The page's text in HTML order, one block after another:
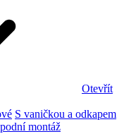
Otevřít
S vaničkou a odkapem
montáž